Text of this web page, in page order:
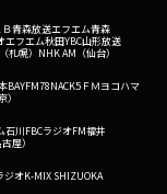
Ｂ青森放送エフエム青森
エフエム秋田YBC山形放送
札幌） NHK AM（仙台）
BAYFM78NACK5 ＦＭヨコハマ
石川FBCラジオFM福井
屋）
ジオK-MIX SHIZUOKA